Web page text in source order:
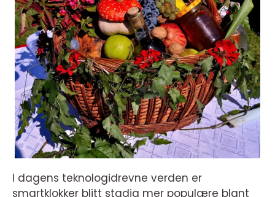
I dagens teknologidrevne verden er
smartklokker blitt stadig mer populære blant